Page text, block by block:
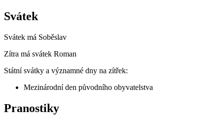
Svátek
Svátek má Soběslav
Zítra má svátek Roman
Státní svátky a významné dny na zítřek:
Mezinárodní den původního obyvatelstva
Pranostiky